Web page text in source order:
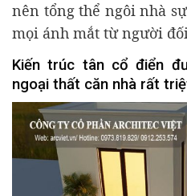
nên tổng thể ngôi nhà
mọi ánh mắt từ người
Kiến trúc tân cổ điển
ngoại thất căn nhà rất